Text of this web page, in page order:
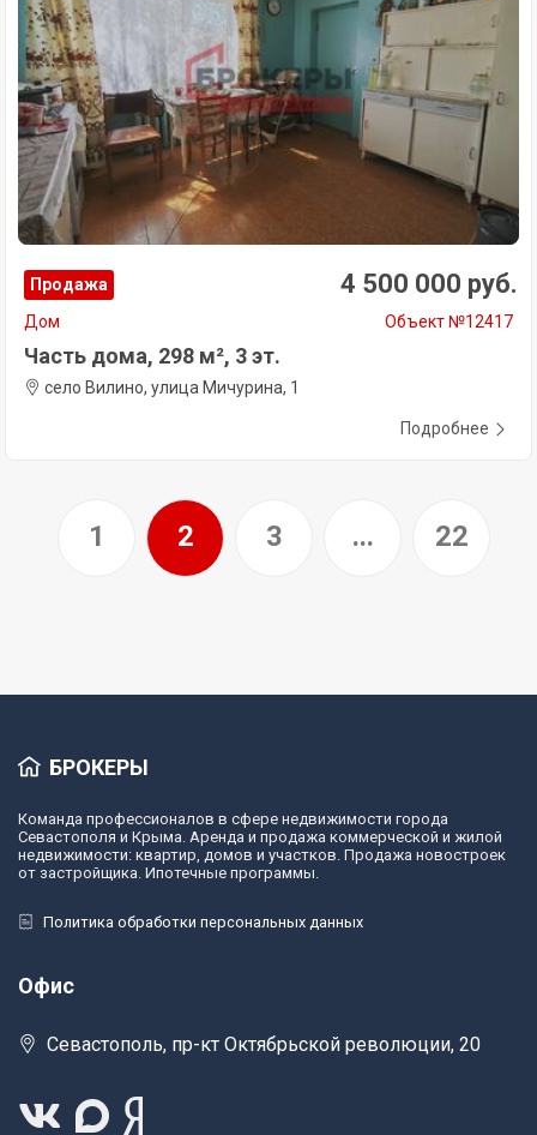
Продажа 4 500 000 руб.
Дом Объект №12417
Часть дома, 298 м², 3 эт.
село Вилино, улица Мичурина, 1
Подробнее
1 2 3 ... 22
БРОКЕРЫ
Команда профессионалов в сфере недвижимости города
Севастополя и Крыма. Аренда и продажа коммерческой и жилой
недвижимости: квартир, домов и участков. Продажа новостроек
от застройщика. Ипотечные программы.
Политика обработки персональных данных
Офис
Севастополь, пр-кт Октябрьской революции, 20